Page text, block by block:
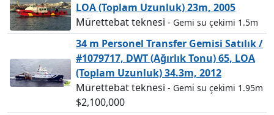
LOA (Toplam Uzunluk) 23m, 2005
Mürettebat teknesi - Gemi su çekimi 1.5m
34 m Personel Transfer Gemisi Satılık /
#1079717, DWT (Ağırlık Tonu) 65, LOA
(Toplam Uzunluk) 34.3m, 2012
Mürettebat teknesi - Gemi su çekimi 1.95m
$2,100,000